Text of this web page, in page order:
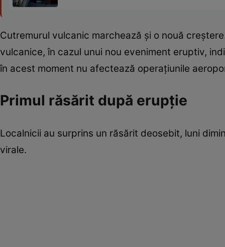
Cutremurul vulcanic marchează și o nouă
vulcanice, în cazul unui nou eveniment eruptiv,
în acest moment nu afectează operațiunile
Primul răsărit după erupție
Localnicii au surprins un răsărit deosebit, luni
virale.